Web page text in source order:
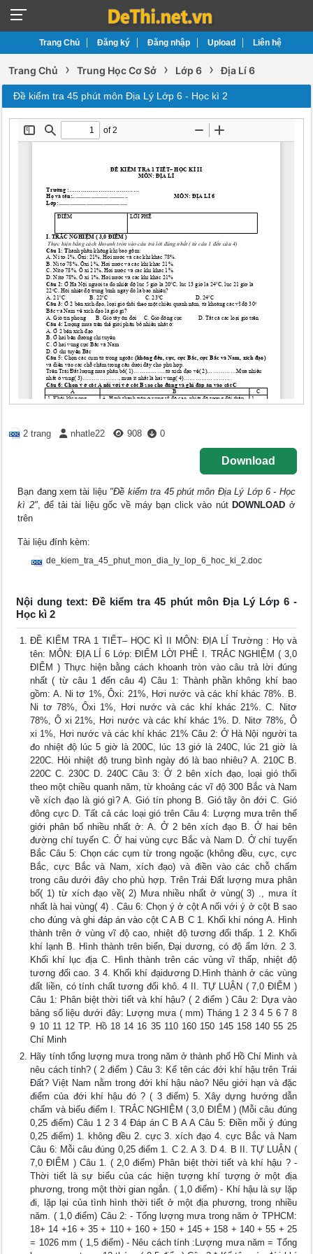
Trang Chủ Đăng ký Đăng nhập Upload Liên hệ
Trang Chủ › Trung Học Cơ Sở › Lớp 6 › Địa Lí 6
Đề kiểm tra 45 phút môn Địa Lý Lớp 6 - Học kì 2
2 trang nhatle22 908 0
Download
Bạn đang xem tài liệu "Đề kiểm tra 45 phút môn Địa Lý Lớp 6 - Học
kì 2", để tải tài liệu gốc về máy bạn click vào nút DOWNLOAD ở
trên
Tài liệu đính kèm:
de_kiem_tra_45_phut_mon_dia_ly_lop_6_hoc_ki_2.doc
Nội dung text: Đề kiểm tra 45 phút môn Địa Lý Lớp 6 -
Học kì 2
ĐỀ KIỂM TRA 1 TIẾT– HỌC KÌ II MÔN: ĐỊA LÍ Trường : Họ và
tên: MÔN: ĐỊA LÍ 6 Lớp: ĐIỂM LỜI PHÊ I. TRẮC NGHIỆM ( 3,0
ĐIỂM ) Thực hiện bằng cách khoanh tròn vào câu trả lời đúng
nhất ( từ câu 1 đến câu 4) Câu 1: Thành phần không khí bao
gồm: A. Ni tơ 1%, Ôxi: 21%, Hơi nước và các khí khác 78%. B.
Ni tơ 78%, Ôxi 1%, Hơi nước và các khí khác 21%. C. Nitơ
78%, Ô xi 21%, Hơi nước và các khí khác 1%. D. Nitơ 78%, Ô
xi 1%, Hơi nước và các khí khác 21% Câu 2: Ở Hà Nội người ta
đo nhiệt độ lúc 5 giờ là 200C, lúc 13 giớ là 240C, lúc 21 giờ là
220C. Hỏi nhiệt độ trung bình ngày đó là bao nhiêu? A. 210C B.
220C C. 230C D. 240C Câu 3: Ở 2 bên xích đạo, loại gió thổi
theo một chiều quanh năm, từ khoảng các vĩ độ 300 Bắc và Nam
về xích đạo là gió gì? A. Gió tín phong B. Gió tây ôn đới C. Gió
đông cực D. Tất cả các loại gió trên Câu 4: Lượng mưa trên thế
giới phân bố nhiều nhất ở: A. Ở 2 bên xích đạo B. Ở hai bên
đường chí tuyến C. Ở hai vùng cực Bắc và Nam D. Ở chí tuyến
Bắc Câu 5: Chọn các cụm từ trong ngoặc (không đều, cực, cực
Bắc, cực Bắc và Nam, xích đạo) và điền vào các chỗ chấm
trong câu dưới đây cho phù hợp. Trên Trái Đất lượng mưa phân
bố( 1) từ xích đạo về( 2) Mưa nhiều nhất ở vùng( 3) ., mưa ít
nhất là hai vùng( 4) . Câu 6: Chọn ý ở cột A nối với ý ở cột B sao
cho đúng và ghi đáp án vào cột C A B C 1. Khối khí nóng A. Hình
thành trên ở vùng vĩ độ cao, nhiệt độ tương đối thấp. 1 2. Khối
khí lạnh B. Hình thành trên biển, Đại dương, có độ ẩm lớn. 2 3.
Khối khí lục địa C. Hình thành trên các vùng vĩ thấp, nhiệt độ
tương đối cao. 3 4. Khối khí đạidương D.Hình thành ở các vùng
đất liền, có tính chất tương đối khô. 4 II. TỰ LUẬN ( 7,0 ĐIỂM )
Câu 1: Phân biệt thời tiết và khí hậu? ( 2 điểm ) Câu 2: Dựa vào
bảng số liệu dưới đây: Lượng mưa ( mm) Tháng 1 2 3 4 5 6 7 8
9 10 11 12 TP. Hồ 18 14 16 35 110 160 150 145 158 140 55 25
Chí Minh
Hãy tính tổng lượng mưa trong năm ở thành phố Hồ Chí Minh và
nêu cách tính? ( 2 điểm ) Câu 3: Kể tên các đới khí hậu trên Trái
Đất? Việt Nam nằm trong đới khí hậu nào? Nêu giới hạn và đặc
điểm của đới khí hậu đó ? ( 3 điểm) 5. Xây dựng hướng dẫn
chấm và biểu điểm I. TRẮC NGHIỆM ( 3,0 ĐIỂM ) (Mỗi câu đúng
0,25 điểm) Câu 1 2 3 4 Đáp án C B A A Câu 5: Điền mỗi ý đúng
0,25 điểm) 1. không đều 2. cực 3. xích đạo 4. cực Bắc và Nam
Câu 6: Mỗi câu đúng 0,25 điểm 1. C 2. A 3. D 4. B II. TỰ LUẬN (
7,0 ĐIỂM ) Câu 1. ( 2,0 điểm) Phân biệt thời tiết và khí hậu ? -
Thời tiết là sự biểu của các hiện tượng khí tượng ở một địa
phương, trong một thời gian ngắn. ( 1,0 điểm) - Khí hậu là sự lặp
đi, lặp lại của tình hình thời tiết ở một địa phương, trong nhiều
năm. ( 1,0 điểm) Câu 2: - Tổng lượng mưa trong năm ở TPHCM:
18+ 14 +16 + 35 + 110 + 160 + 150 + 145 + 158 + 140 + 55 + 25
= 1026 mm ( 1,5 điểm) - Nêu cách tính :Lượng mưa năm = Tổng